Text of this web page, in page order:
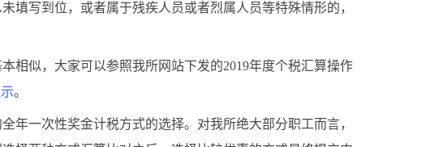
填写到位，或者属于残疾人员或者烈属人员等特殊情形的，
似，大家可以参照我所网站下发的2019年度个税汇算操作
。
一次性奖金计税方式的选择。对我所绝大部分职工而言，